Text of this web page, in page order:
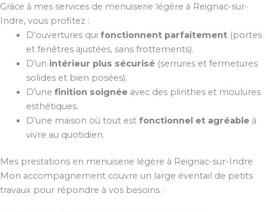
Grâce à mes services de menuiserie légère à Reignac-sur-
Indre, vous profitez :
D’ouvertures qui fonctionnent parfaitement(portes
et fenêtres ajustées, sans frottements).
D’un intérieur plus sécurisé(serrures et fermetures
solides et bien posées).
D’une finition soignéeavec des plinthes et moulures
esthétiques.
D’une maison où tout est fonctionnel et agréableà
vivre au quotidien.
Mes prestations en menuiserie légère à Reignac-sur-Indre
Mon accompagnement couvre un large éventail de petits
travaux pour répondre à vos besoins :